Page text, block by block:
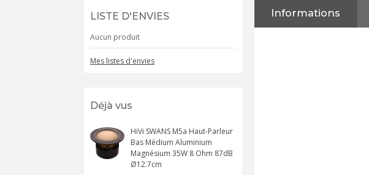
LISTE D'ENVIES
Aucun produit
Mes listes d'envies
Déjà vus
HiVi SWANS M5a Haut-Parleur
Bas Médium Aluminium
Magnésium 35W 8 Ohm 87dB
Ø12.7cm
Informations